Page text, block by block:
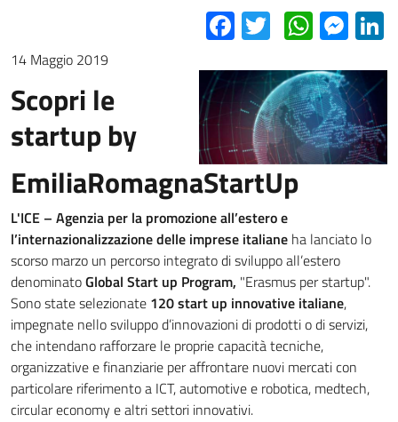
Facebook
Twitter
14 Maggio 2019
Scopri le
startup by
EmiliaRomagnaStartUp
L'ICE – Agenzia per la promozione all’estero e
l’internazionalizzazione delle imprese italiane ha lanciato lo
scorso marzo un percorso integrato di sviluppo all’estero
denominatoGlobal Start up Program, "Erasmus per startup".
Sono state selezionate 120 start up innovative italiane,
impegnate nello sviluppo d’innovazioni di prodotti o di servizi,
che intendano rafforzare le proprie capacità tecniche,
organizzative e finanziarie per affrontare nuovi mercati con
particolare riferimento a ICT, automotive e robotica, medtech,
circular economy e altri settori innovativi.